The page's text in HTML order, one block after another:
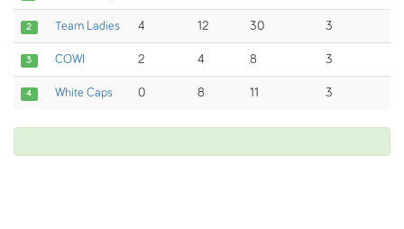
2 Team Ladies 4 12 30 3
3 COWI 2 4 8 3
4 White Caps 0 8 11 3